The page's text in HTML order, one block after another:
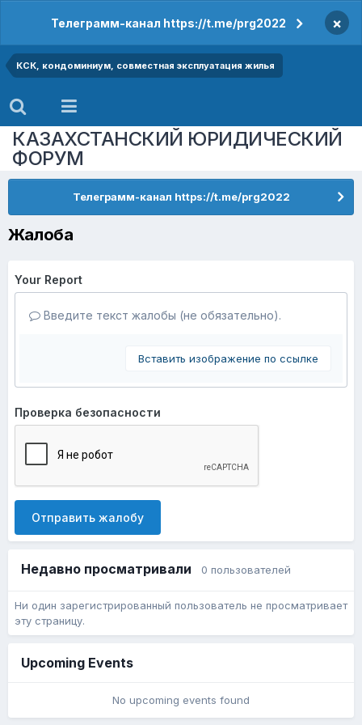
Телеграмм-канал https://t.me/prg2022 ×
КСК, кондоминиум, совместная эксплуатация жилья
КАЗАХСТАНСКИЙ ЮРИДИЧЕСКИЙ
ФОРУМ
Телеграмм-канал https://t.me/prg2022
Жалоба
Your Report
Введите текст жалобы (не обязательно).
Вставить изображение по ссылке
Проверка безопасности
Отправить жалобу
Недавно просматривали 0 пользователей
Ни один зарегистрированный пользователь не просматривает
эту страницу.
Upcoming Events
No upcoming events found